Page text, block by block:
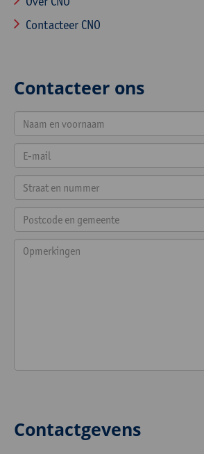
Contacteer CNO
Contacteer ons
Contactgevens